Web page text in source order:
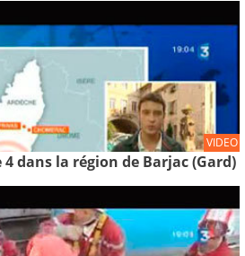
VIDEO
dans la région de Barjac (Gard)